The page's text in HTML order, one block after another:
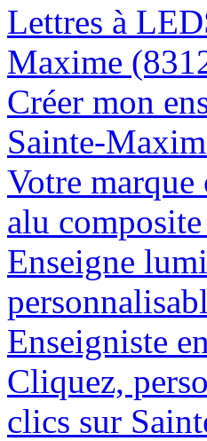
Lettres à
Maxime
Créer mon
Sainte-
Votre
alu
Enseigne
Enseigniste
Cliquez,
clics sur